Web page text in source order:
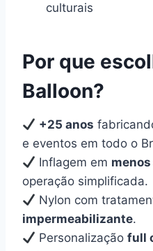
culturais
Por que
Balloon?
+25 anos
e eventos em todo o
Inflagem em
operação simplificada.
Nylon com
impermeabilizante.
Personalizaçãofull